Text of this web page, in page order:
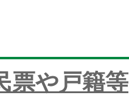
票や戸籍等